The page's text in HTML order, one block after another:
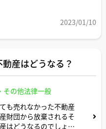
2023/01/10
産はどうなる？
その他法律一般
も売れなかった不動産
財団から放棄されるそ
はどうなるのでしょう